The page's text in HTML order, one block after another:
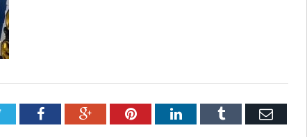
TwitterFacebookGoogle+PinterestLinkedInTumblr Email